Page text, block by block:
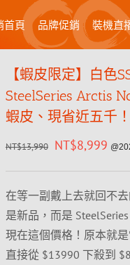
首頁 品牌促銷 裝機直
【蝦皮限定】白色
SteelSeries Arctis
蝦皮、現省近五千！
NT$13,990 NT$8,999
在等一副戴上去就回不
是新品，而是
現在這個價格！原本就
直接從 $13990 下殺到